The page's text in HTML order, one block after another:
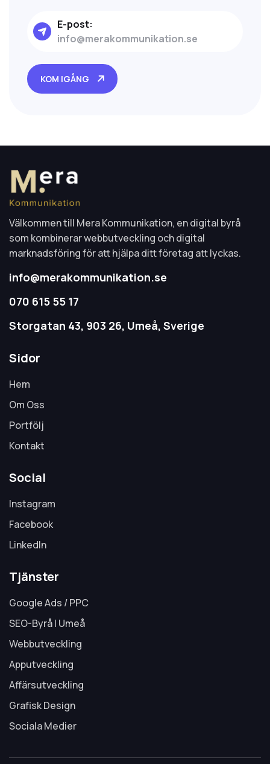
E-post:
info@merakommunikation.se
KOM IGÅNG
Välkommen till Mera Kommunikation, en digital byrå
som kombinerar webbutveckling och digital
marknadsföring för att hjälpa ditt företag att lyckas.
info@merakommunikation.se
070 615 55 17
Storgatan 43, 903 26, Umeå, Sverige
Sidor
Hem
Om Oss
Portfölj
Kontakt
Social
Instagram
Facebook
LinkedIn
Tjänster
Google Ads / PPC
SEO-Byrå I Umeå
Webbutveckling
Apputveckling
Affärsutveckling
Grafisk Design
Sociala Medier